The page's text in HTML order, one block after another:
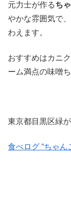
元力士が作るち
やかな雰囲気で
わえます。
おすすめはカニ
ーム満点の味噌
東京都目黒区緑
食べログ “ちゃん